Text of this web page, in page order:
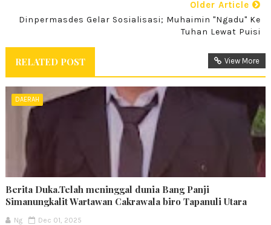
Older Article
Dinpermasdes Gelar Sosialisasi; Muhaimin "Ngadu" Ke
Tuhan Lewat Puisi
RELATED POST View More
DAERAH
Berita Duka.Telah meninggal dunia Bang Panji
Simanungkalit Wartawan Cakrawala biro Tapanuli Utara
Ng Dec 01, 2025